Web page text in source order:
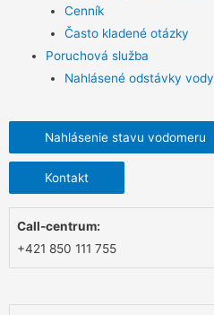
Cenník
Často kladené otázky
Poruchová služba
Nahlásené odstávky vody
Nahlásenie stavu vodomeru
Kontakt
Call-centrum:
+421 850 111 755